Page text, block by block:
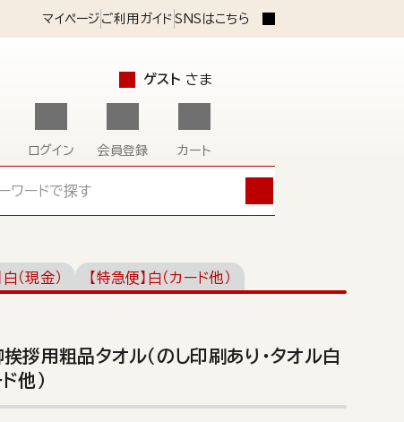
マイページ ご利用ガイド SNSはこちら
ゲスト さま
ログイン 会員登録 カート
白（現金） 【特急便】白（カード他）
挨拶用粗品タオル（のし印刷あり・タオル白
他）